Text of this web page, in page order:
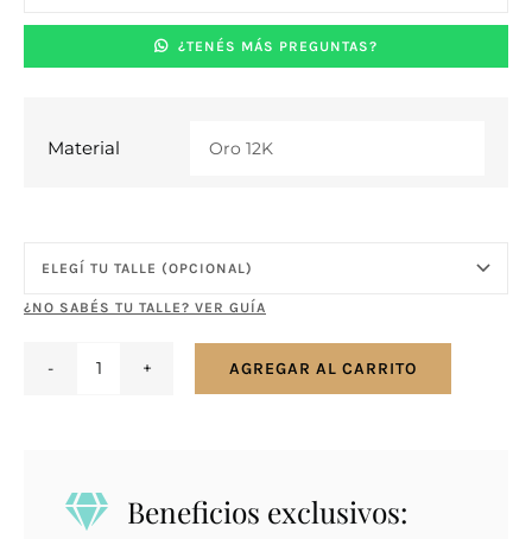
¿TENÉS MÁS PREGUNTAS?
Material
¿NO SABÉS TU TALLE? VER GUÍA
cantidad
AGREGAR AL CARRITO
Beneficios exclusivos: